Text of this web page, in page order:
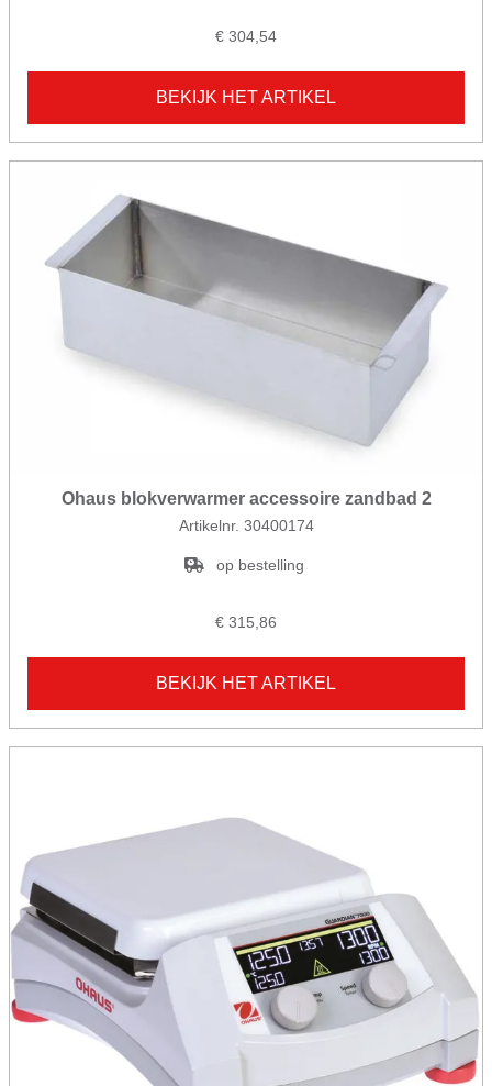
€ 304,54
BEKIJK HET ARTIKEL
Ohaus blokverwarmer accessoire zandbad 2
Artikelnr. 30400174
op bestelling
€ 315,86
BEKIJK HET ARTIKEL